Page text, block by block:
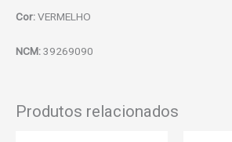
Cor:VERMELHO
NCM:39269090
Produtos relacionados